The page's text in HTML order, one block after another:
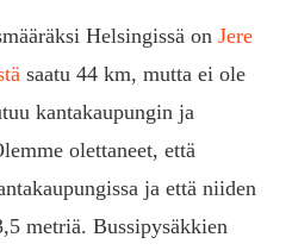
Helsingissä on Jere
saatu 44 km, mutta ei ole
kantakaupungin ja
olettaneet, että
ja että niiden
metriä. Bussipysäkkien